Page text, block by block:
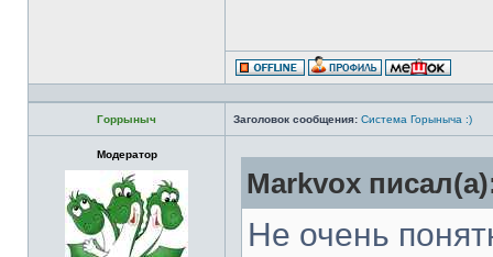
Горрыныч Заголовок сообщения: Система Горыныча :)
Модератор
Markvox
Не очень